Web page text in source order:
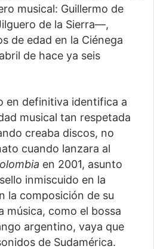
musical: Guillermo de
de la Sierra—,
de edad en la Ciénega
de hace ya seis
en definitiva identifica a
musical tan respetada
creaba discos, no
cuando lanzara al
en 2001, asunto
inmiscuido en la
la composición de su
música, como el bossa
argentino, vaya que
de Sudamérica.